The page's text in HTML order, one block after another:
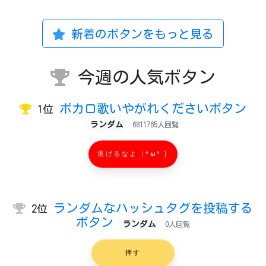
新着のボタンをもっと見る
今週の人気ボタン
1位 ボカロ歌いやがれくださいボタン
ランダム 6811765人回覧
逃げるなよ（^ω^ )
2位
ランダムなハッシュタグを投稿する
ボタン
ランダム 0人回覧
押す